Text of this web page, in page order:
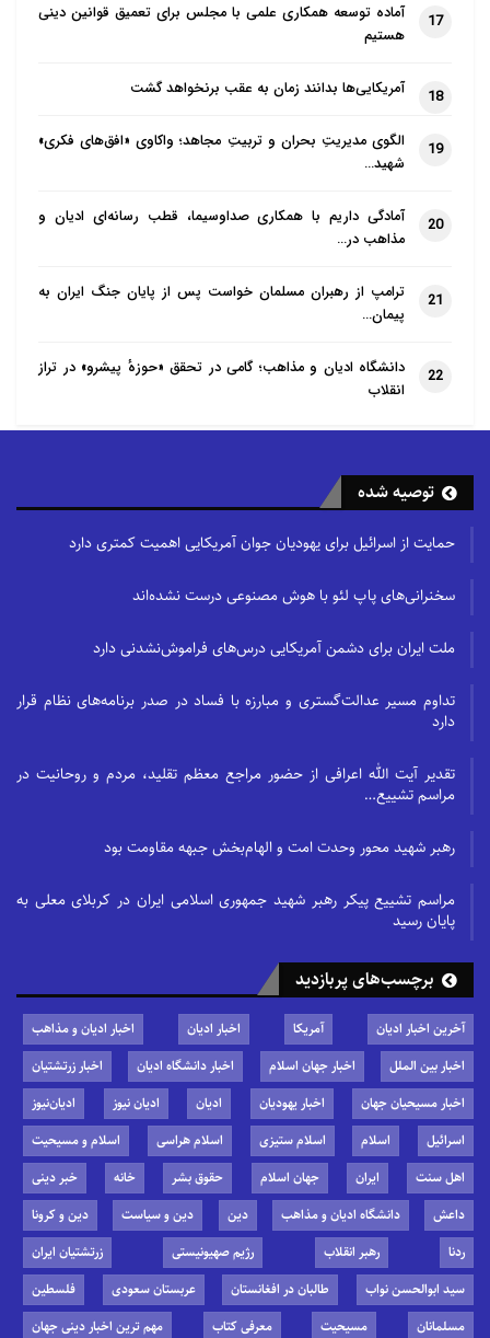
17
آماده توسعه همکاری علمی با مجلس برای تعمیق قوانین دینی
هستیم
18 آمریکایی‌ها بدانند زمان به عقب برنخواهد گشت
19
الگوی مدیریتِ بحران و تربیتِ مجاهد؛ واکاوی «افق‌های فکری»
شهید…
20
آمادگی داریم با همکاری صداوسیما، قطب رسانه‌ای ادیان و
مذاهب در…
21
ترامپ از رهبران مسلمان خواست پس از پایان جنگ ایران به
پیمان…
22
دانشگاه ادیان و مذاهب؛ گامی در تحقق «حوزهٔ پیشرو» در تراز
انقلاب
توصیه شده
حمایت از اسرائیل برای یهودیان جوان آمریکایی اهمیت کمتری دارد
سخنرانی‌های پاپ لئو با هوش مصنوعی درست نشده‌اند
ملت ایران برای دشمن آمریکایی درس‌های فراموش‌نشدنی دارد
تداوم مسیر عدالت‌گستری و مبارزه با فساد در صدر برنامه‌های نظام قرار
دارد
تقدیر آیت الله اعرافی از حضور مراجع معظم تقلید، مردم و روحانیت در
مراسم تشییع…
رهبر شهید محور وحدت امت و الهام‌بخش جبهه مقاومت بود
مراسم تشییع پیکر رهبر شهید جمهوری اسلامی ایران در کربلای معلی به
پایان رسید
برچسب‌های پربازدید
آخرین اخبار ادیان آمریکا اخبار ادیان
اخبار ادیان و مذاهب
اخبار بین الملل
اخبار جهان اسلام اخبار دانشگاه ادیان
اخبار زرتشتیان
اخبار مسیحیان جهان
اخبار یهودیان ادیان ادیان نیوز
ادیان‌نیوز
اسرائیل
اسلام اسلام ستیزی اسلام هراسی
اسلام و مسیحیت
اهل سنت
ایران جهان اسلام حقوق بشر خانه
خبر دینی
داعش
دانشگاه ادیان و مذاهب دین دین و سیاست
دین و کرونا
ردنا
رهبر انقلاب رژیم صهیونیستی
زرتشتیان ایران
سید ابوالحسن نواب
طالبان در افغانستان عربستان سعودی
فلسطین
مسلمانان
مسیحیت معرفی کتاب مهم ترین اخبار دینی جهان